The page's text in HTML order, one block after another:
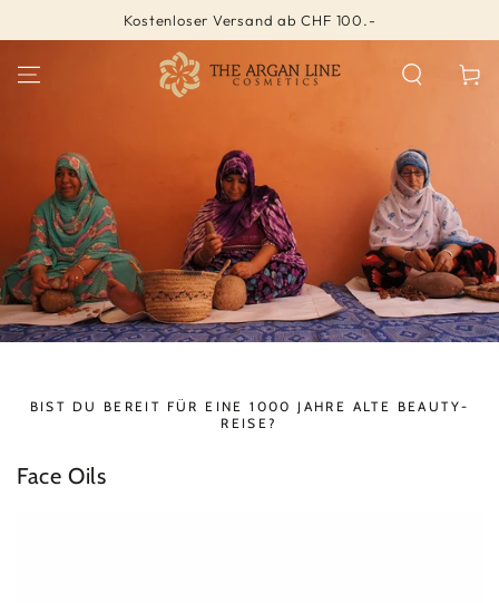
ZUM INHALTKostenloser Versand ab CHF 100.-
BIST DU BEREIT FÜR EINE 1000 JAHRE ALTE BEAUTY-
REISE?
Face Oils